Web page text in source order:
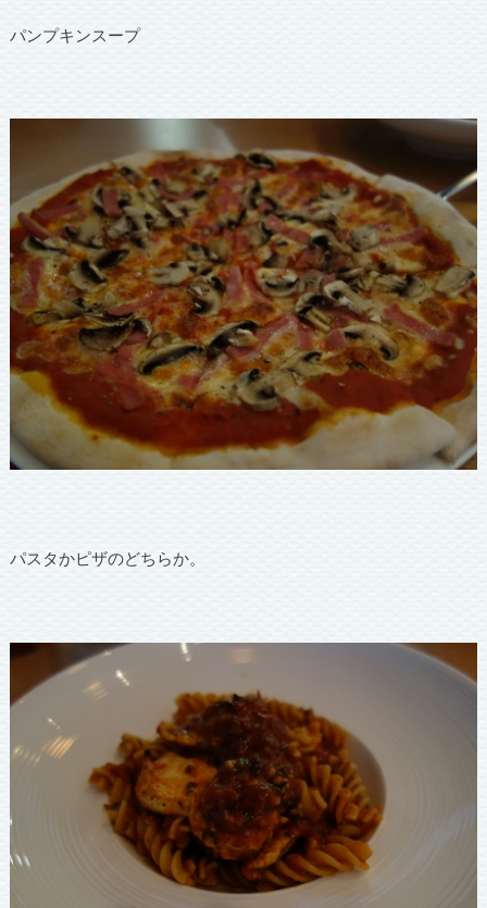
パンプキンスープ
パスタかピザのどちらか。